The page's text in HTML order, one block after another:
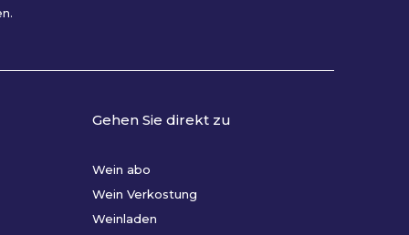
Gehen Sie direkt zu
Wein abo
Wein Verkostung
Weinladen